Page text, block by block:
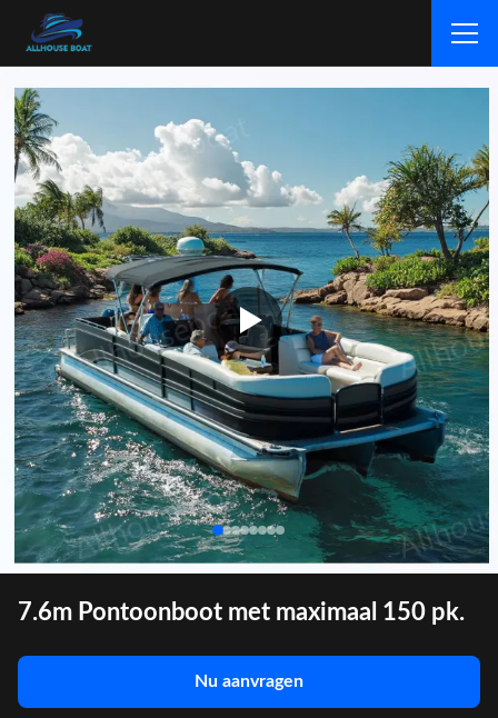
7.6m Pontoonboot met maximaal 150 pk.
Nu aanvragen